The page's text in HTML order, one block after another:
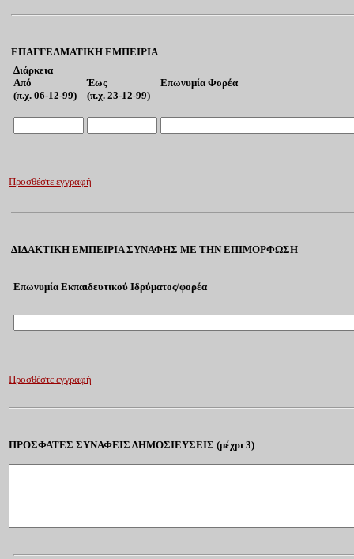
ΕΠΑΓΓΕΛΜΑΤΙΚΗ ΕΜΠΕΙΡΙΑ
Διάρκεια
Από
(π.χ. 06-12-99)
Έως
(π.χ. 23-12-99)
Επωνυμία Φορέα
Προσθέστε εγγραφή
ΔΙΔΑΚΤΙΚΗ ΕΜΠΕΙΡΙΑ ΣΥΝΑΦΗΣ ΜΕ ΤΗΝ ΕΠΙΜΟΡΦΩΣΗ
Επωνυμία Εκπαιδευτικού Ιδρύματος/φορέα
Προσθέστε εγγραφή
ΠΡΟΣΦΑΤΕΣ ΣΥΝΑΦΕΙΣ ΔΗΜΟΣΙΕΥΣΕΙΣ (μέχρι 3)